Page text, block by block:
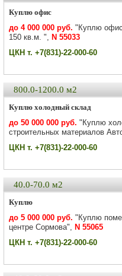
Куплю офис
до 4 000 000 руб. "Куплю
150 кв.м. ", N 55033
ЦКН т. +7(831)-22-000-60
800.0-1200.0 м2
Куплю холодный склад
до 50 000 000 руб. "Куплю
строительных материалов
ЦКН т. +7(831)-22-000-60
40.0-70.0 м2
Куплю
до 5 000 000 руб. "Куплю
центре Сормова", N 55065
ЦКН т. +7(831)-22-000-60